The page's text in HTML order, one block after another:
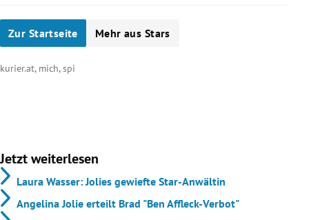
Untermenü
Untermenü
Untermenü
Untermenü
Zur Startseite Mehr aus Stars
kurier.at, mich, spi
Jetzt weiterlesen
Laura Wasser: Jolies gewiefte Star-Anwältin
Angelina Jolie erteilt Brad "Ben Affleck-Verbot"